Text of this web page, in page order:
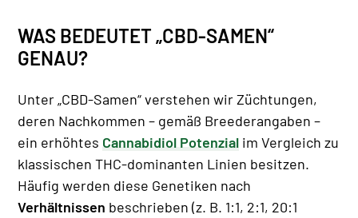
WAS BEDEUTET „CBD-SAMEN“
GENAU?
Unter „CBD-Samen“ verstehen wir Züchtungen,
deren Nachkommen – gemäß Breederangaben –
ein erhöhtes Cannabidiol Potenzial im Vergleich zu
klassischen THC-dominanten Linien besitzen.
Häufig werden diese Genetiken nach
Verhältnissen beschrieben (z. B. 1:1, 2:1, 20:1